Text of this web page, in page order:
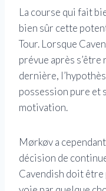
La course qui fait
bien sûr cette
Tour. Lorsque
prévue après s’être
dernière,
possession pure et
motivation.
Mørkøv a
décision de
Cavendish doit être